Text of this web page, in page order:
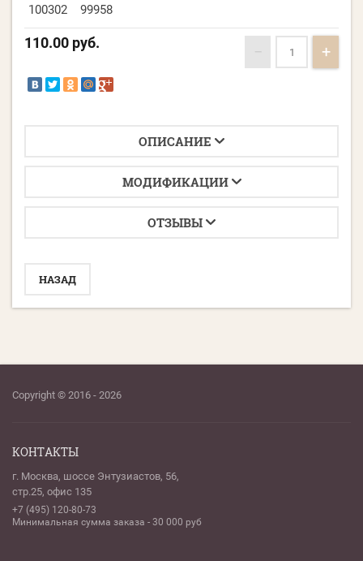
100302 99958
110.00 руб. − +
ОПИСАНИЕ
МОДИФИКАЦИИ
ОТЗЫВЫ
НАЗАД
Copyright © 2016 - 2026
КОНТАКТЫ
г. Москва, шоссе Энтузиастов, 56,
стр.25, офис 135
+7 (495) 120-80-73
Минимальная сумма заказа - 30 000 руб